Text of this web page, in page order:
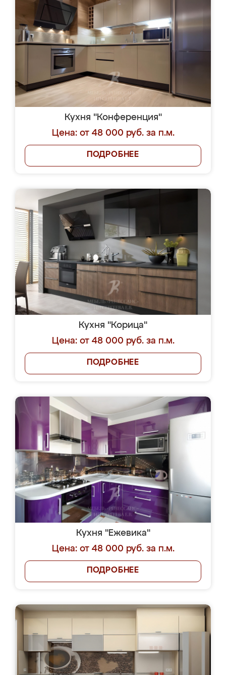
Кухня "Конференция"
Цена: от 48 000 руб. за п.м.
ПОДРОБНЕЕ
Кухня "Корица"
Цена: от 48 000 руб. за п.м.
ПОДРОБНЕЕ
Кухня "Ежевика"
Цена: от 48 000 руб. за п.м.
ПОДРОБНЕЕ